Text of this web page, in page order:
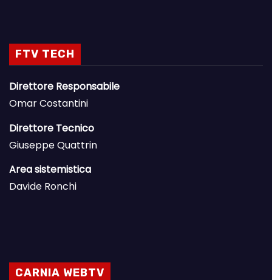
FTV TECH
Direttore Responsabile
Omar Costantini
Direttore Tecnico
Giuseppe Quattrin
Area sistemistica
Davide Ronchi
CARNIA WEBTV